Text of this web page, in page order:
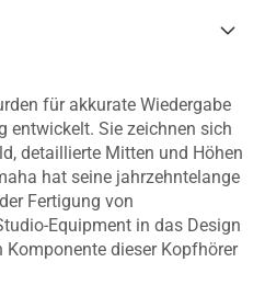
für akkurate Wiedergabe
entwickelt. Sie zeichnen sich
detaillierte Mitten und Höhen
hat seine jahrzehntelange
Fertigung von
Equipment in das Design
Komponente dieser Kopfhörer